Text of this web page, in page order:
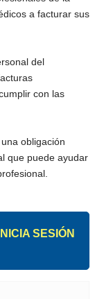
a facturar sus
del
con las
obligación
que puede ayudar
INICIA SESIÓN